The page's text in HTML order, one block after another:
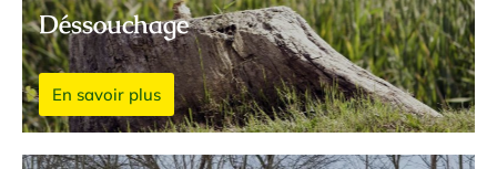
Déssouchage
En savoir plus